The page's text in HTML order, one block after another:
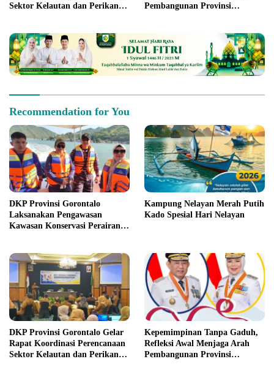
Sektor Kelautan dan Perikanan
Pembangunan Provinsi
Recommendation for You
DKP Provinsi Gorontalo
Laksanakan Pengawasan
Kawasan Konservasi Perairan
Kampung Nelayan Merah Putih
Kado Spesial Hari Nelayan
DKP Provinsi Gorontalo Gelar
Rapat Koordinasi Perencanaan
Sektor Kelautan dan Perikanan
Kepemimpinan Tanpa Gaduh,
Refleksi Awal Menjaga Arah
Pembangunan Provinsi